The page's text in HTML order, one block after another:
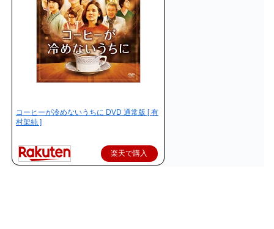
コーヒーが冷めないうちに DVD 通常版 [ 有
村架純 ]
楽天で購入